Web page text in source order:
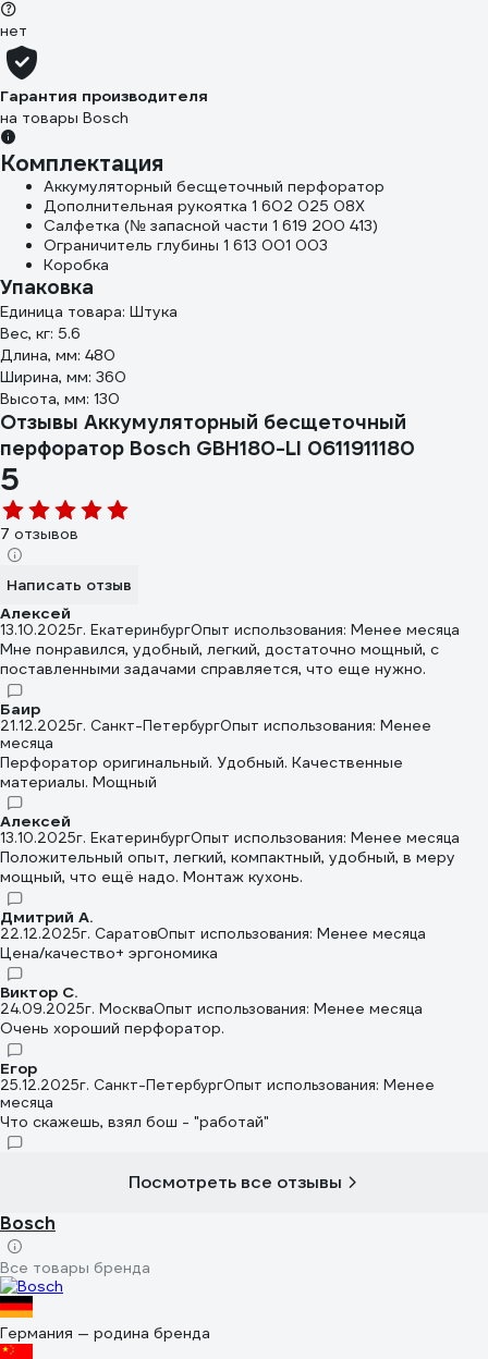
нет
Гарантия производителя
на товары Bosch
Комплектация
Аккумуляторный бесщеточный перфоратор
Дополнительная рукоятка 1 602 025 08X
Салфетка (№ запасной части 1 619 200 413)
Ограничитель глубины 1 613 001 003
Коробка
Упаковка
Единица товара: Штука
Вес, кг: 5.6
Длина, мм: 480
Ширина, мм: 360
Высота, мм: 130
Отзывы Аккумуляторный бесщеточный
перфоратор Bosch GBH180-LI 0611911180
5
7 отзывов
Написать отзыв
Алексей
13.10.2025г. ЕкатеринбургОпыт использования: Менее месяца
Мне понравился, удобный, легкий, достаточно мощный, с
поставленными задачами справляется, что еще нужно.
Баир
21.12.2025г. Санкт-ПетербургОпыт использования: Менее
месяца
Перфоратор оригинальный. Удобный. Качественные
материалы. Мощный
Алексей
13.10.2025г. ЕкатеринбургОпыт использования: Менее месяца
Положительный опыт, легкий, компактный, удобный, в меру
мощный, что ещё надо. Монтаж кухонь.
Дмитрий А.
22.12.2025г. СаратовОпыт использования: Менее месяца
Цена/качество+ эргономика
Виктор С.
24.09.2025г. МоскваОпыт использования: Менее месяца
Очень хороший перфоратор.
Егор
25.12.2025г. Санкт-ПетербургОпыт использования: Менее
месяца
Что скажешь, взял бош - "работай"
Посмотреть все отзывы
Bosch
Все товары бренда
Германия — родина бренда